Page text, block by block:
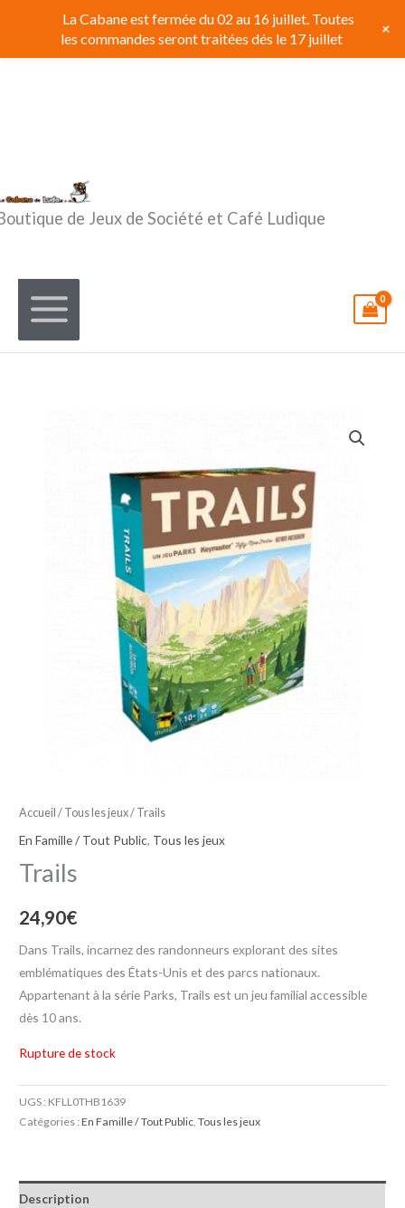
contenu
de Jeux de Société et Café Ludique
Accueil / Tous les jeux/ Trails
En Famille / Tout Public, Tous les jeux
Trails
24,90€
Dans Trails, incarnez des randonneurs explorant des sites
emblématiques des États-Unis et des parcs nationaux.
Appartenant à la série Parks, Trails est un jeu familial accessible
dès 10 ans.
Rupture de stock
UGS : KFLL0THB1639
Catégories :En Famille / Tout Public ,Tous les jeux
Description
La Cabane est fermée du 02 au 16 juillet. Toutes
les commandes seront traitées dés le 17 juillet
+